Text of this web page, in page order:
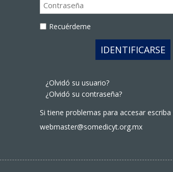
Recuérdeme
IDENTIFICARSE
¿Olvidó su usuario?
¿Olvidó su contraseña?
Si tiene problemas para accesar escriba
webmaster@somedicyt.org.mx